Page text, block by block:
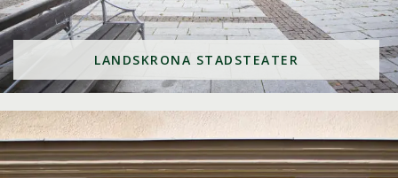
LANDSKRONA STADSTEATER